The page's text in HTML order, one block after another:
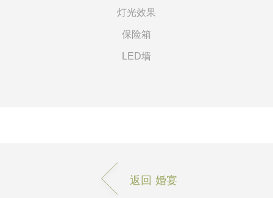
灯光效果
保险箱
LED墙
返回 婚宴